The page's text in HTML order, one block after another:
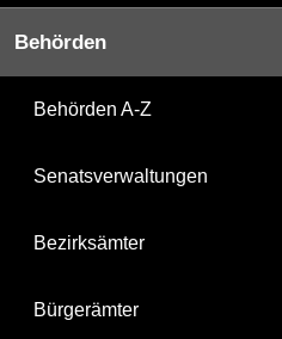
Behörden
Behörden A-Z
Senatsverwaltungen
Bezirksämter
Bürgerämter